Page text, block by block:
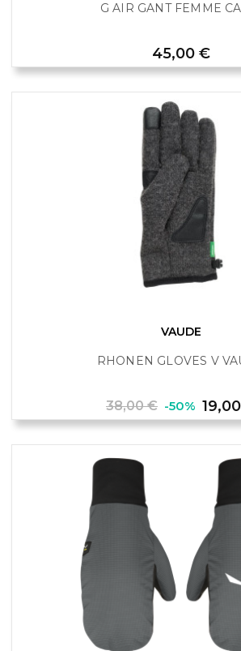
G AIR GANT FEMME
Prix
45,00 €
VAUDE
RHONEN GLOVES V
Prix
de
base
38,00 € -50% Prix